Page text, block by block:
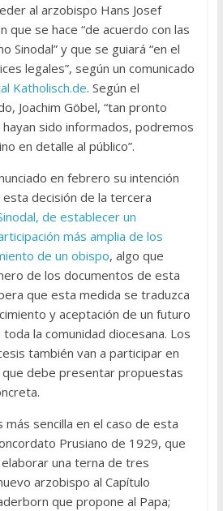
al arzobispo Hans Josef
que se hace “de acuerdo con las
Sinodal” y que se guiará “en el
legales”, según un comunicado
Katholisch.de. Según el
Joachim Göbel, “tan pronto
sido informados, podremos
en detalle al público”.
en febrero su intención
decisión de la tercera
de establecer un
más amplia de los
de un obispo, algo que
de los documentos de esta
que esta medida se traduzca
y aceptación de un futuro
la comunidad diocesana. Los
también van a participar en
debe presentar propuestas
más sencilla en el caso de esta
Prusiano de 1929, que
una terna de tres
arzobispo al Capítulo
que propone al Papa;